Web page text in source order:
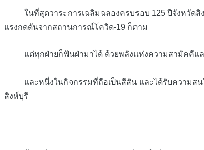
ในที่สุดวาระการเฉลิมฉลองครบรอบ 125 ปีจังหวัดสิง
แรงกดดันจากสถานการณ์โควิด-19 ก็ตาม
แต่ทุกฝ่ายก็ฟันฝ่ามาได้ ด้วยพลังแห่งความสามัคคีแล
และหนึ่งในกิจกรรมที่ถือเป็นสีสัน และได้รับความสน
สิงห์บุรี